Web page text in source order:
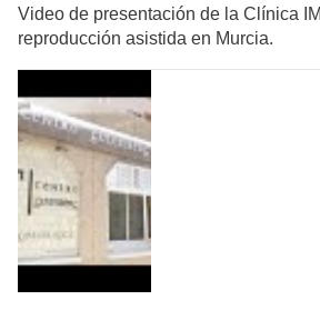
Video de presentación de la Clínica
reproducción asistida en Murcia.